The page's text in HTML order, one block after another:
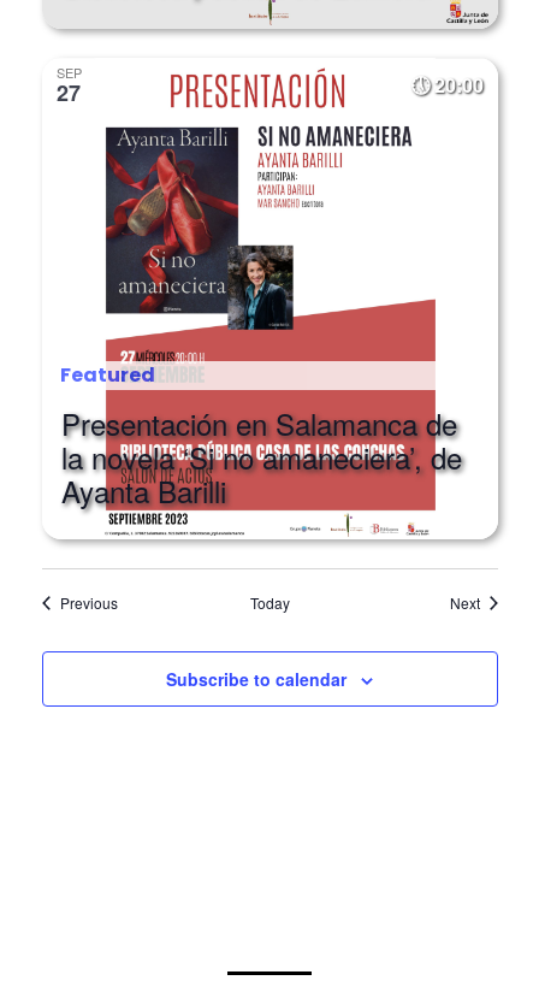
SEP
Featured
Presentación en Salamanca de
la novela ‘Si no amaneciera’, de
Ayanta Barilli
PreviousEvents Today NextEvents
Subscribe to calendar